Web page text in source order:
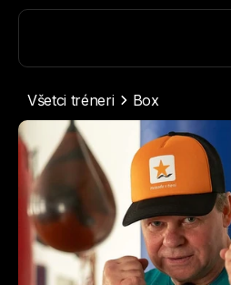
Všetci tréneri Box